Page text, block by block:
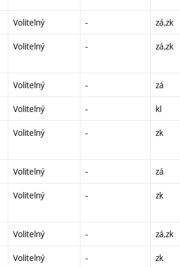
Volitelný - zá,zk
Volitelný - zá,zk
Volitelný - zá
Volitelný - kl
Volitelný - zk
Volitelný - zá
Volitelný - zk
Volitelný - zá,zk
Volitelný - zk